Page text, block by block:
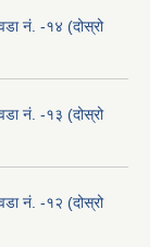
नं. -१४ (दोस्रो
नं. -१३ (दोस्रो
नं. -१२ (दोस्रो